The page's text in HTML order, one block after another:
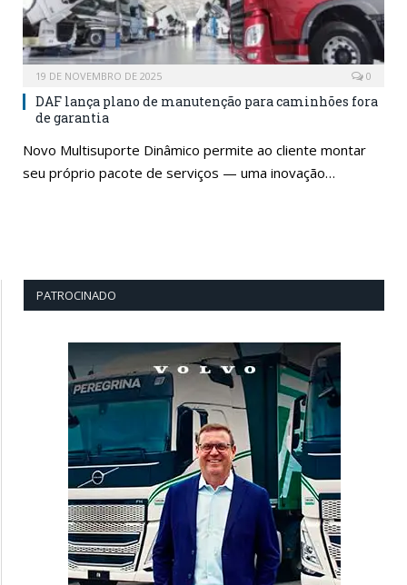
19 DE NOVEMBRO DE 2025 0
DAF lança plano de manutenção para caminhões fora
de garantia
Novo Multisuporte Dinâmico permite ao cliente montar
seu próprio pacote de serviços — uma inovação…
PATROCINADO